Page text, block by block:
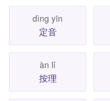
dìng yīn
定音
àn lǐ
按理